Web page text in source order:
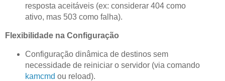
resposta aceitáveis (ex: considerar 404 como
ativo, mas 503 como falha).
Flexibilidade na Configuração
Configuração dinâmica de destinos sem
necessidade de reiniciar o servidor (via comando
kamcmd ou reload).